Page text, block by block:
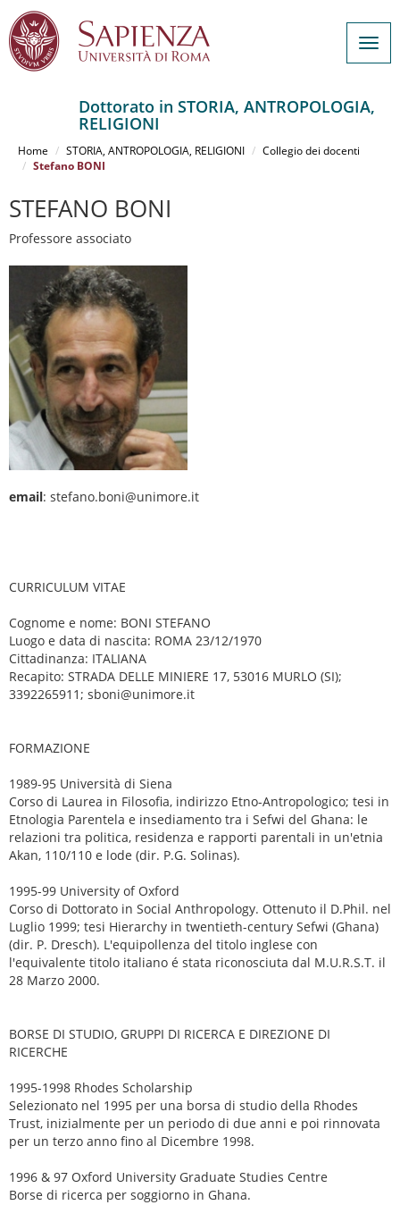
contenuto
Dottorato in STORIA, ANTROPOLOGIA,
RELIGIONI
Home STORIA, ANTROPOLOGIA, RELIGIONI
Collegio dei docenti
Stefano BONI
STEFANO BONI
Professore associato
email: stefano.boni@unimore.it
CURRICULUM VITAE
Cognome e nome: BONI STEFANO
Luogo e data di nascita: ROMA 23/12/1970
Cittadinanza: ITALIANA
Recapito: STRADA DELLE MINIERE 17, 53016 MURLO (SI);
3392265911; sboni@unimore.it
FORMAZIONE
1989-95 Università di Siena
Corso di Laurea in Filosofia, indirizzo Etno-Antropologico; tesi in
Etnologia Parentela e insediamento tra i Sefwi del Ghana: le
relazioni tra politica, residenza e rapporti parentali in un'etnia
Akan, 110/110 e lode (dir. P.G. Solinas).
1995-99 University of Oxford
Corso di Dottorato in Social Anthropology. Ottenuto il D.Phil. nel
Luglio 1999; tesi Hierarchy in twentieth-century Sefwi (Ghana)
(dir. P. Dresch). L'equipollenza del titolo inglese con
l'equivalente titolo italiano é stata riconosciuta dal M.U.R.S.T. il
28 Marzo 2000.
BORSE DI STUDIO, GRUPPI DI RICERCA E DIREZIONE DI
RICERCHE
1995-1998 Rhodes Scholarship
Selezionato nel 1995 per una borsa di studio della Rhodes
Trust, inizialmente per un periodo di due anni e poi rinnovata
per un terzo anno fino al Dicembre 1998.
1996 & 97 Oxford University Graduate Studies Centre
Borse di ricerca per soggiorno in Ghana.